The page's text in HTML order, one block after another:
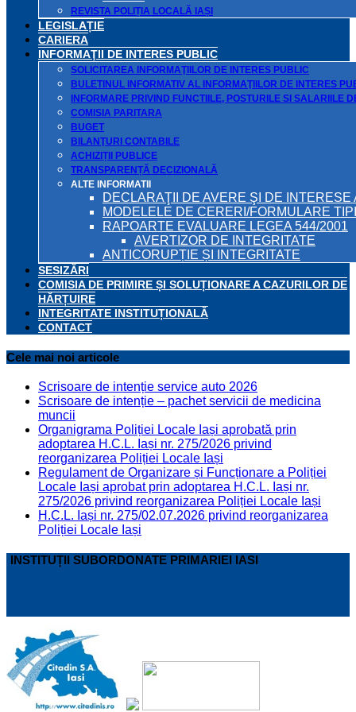
REVISTA POLIȚIA LOCALĂ IAȘI
LEGISLAȚIE
CARIERA
INFORMAŢII DE INTERES PUBLIC
SOLICITAREA INFORMAŢIILOR DE INTERES PUBLIC
BULETINUL INFORMATIV AL INFORMAŢIILOR DE INTERES
INFORMARE PRIVIND FUNCTIILE, POSTURILE SI
COMISIA PARITARA
BUGET
BILANŢURI CONTABILE
ACHIZIȚII PUBLICE
TRANSPARENȚĂ DECIZIONALĂ
ALTE INFORMATII
DECLARAŢII DE AVERE ŞI DE
MODELELE DE CERERI/FORMULARE
RAPOARTE EVALUARE LEGEA 544/2001
AVERTIZOR DE INTEGRITATE
ANTICORUPȚIE ȘI INTEGRITATE
SESIZĂRI
COMISIA DE PRIMIRE ȘI SOLUȚIONARE A CAZURILOR DE
HĂRȚUIRE
INTEGRITATE INSTITUȚIONALĂ
CONTACT
Cele mai noi articole
Scrisoare de intenție service auto 2026
Scrisoare de intenție – pachet servicii de medicina
muncii
Organigrama Poliției Locale Iași aprobată prin
adoptarea H.C.L. Iași nr. 275/2026 privind
reorganizarea Poliției Locale Iași
Regulament de Organizare și Funcționare a Poliției
Locale Iași aprobat prin adoptarea H.C.L. Iași nr.
275/2026 privind reorganizarea Poliției Locale Iași
H.C.L. Iași nr. 275/02.07.2026 privind reorganizarea
Poliției Locale Iași
INSTITUȚII SUBORDONATE PRIMARIEI IASI